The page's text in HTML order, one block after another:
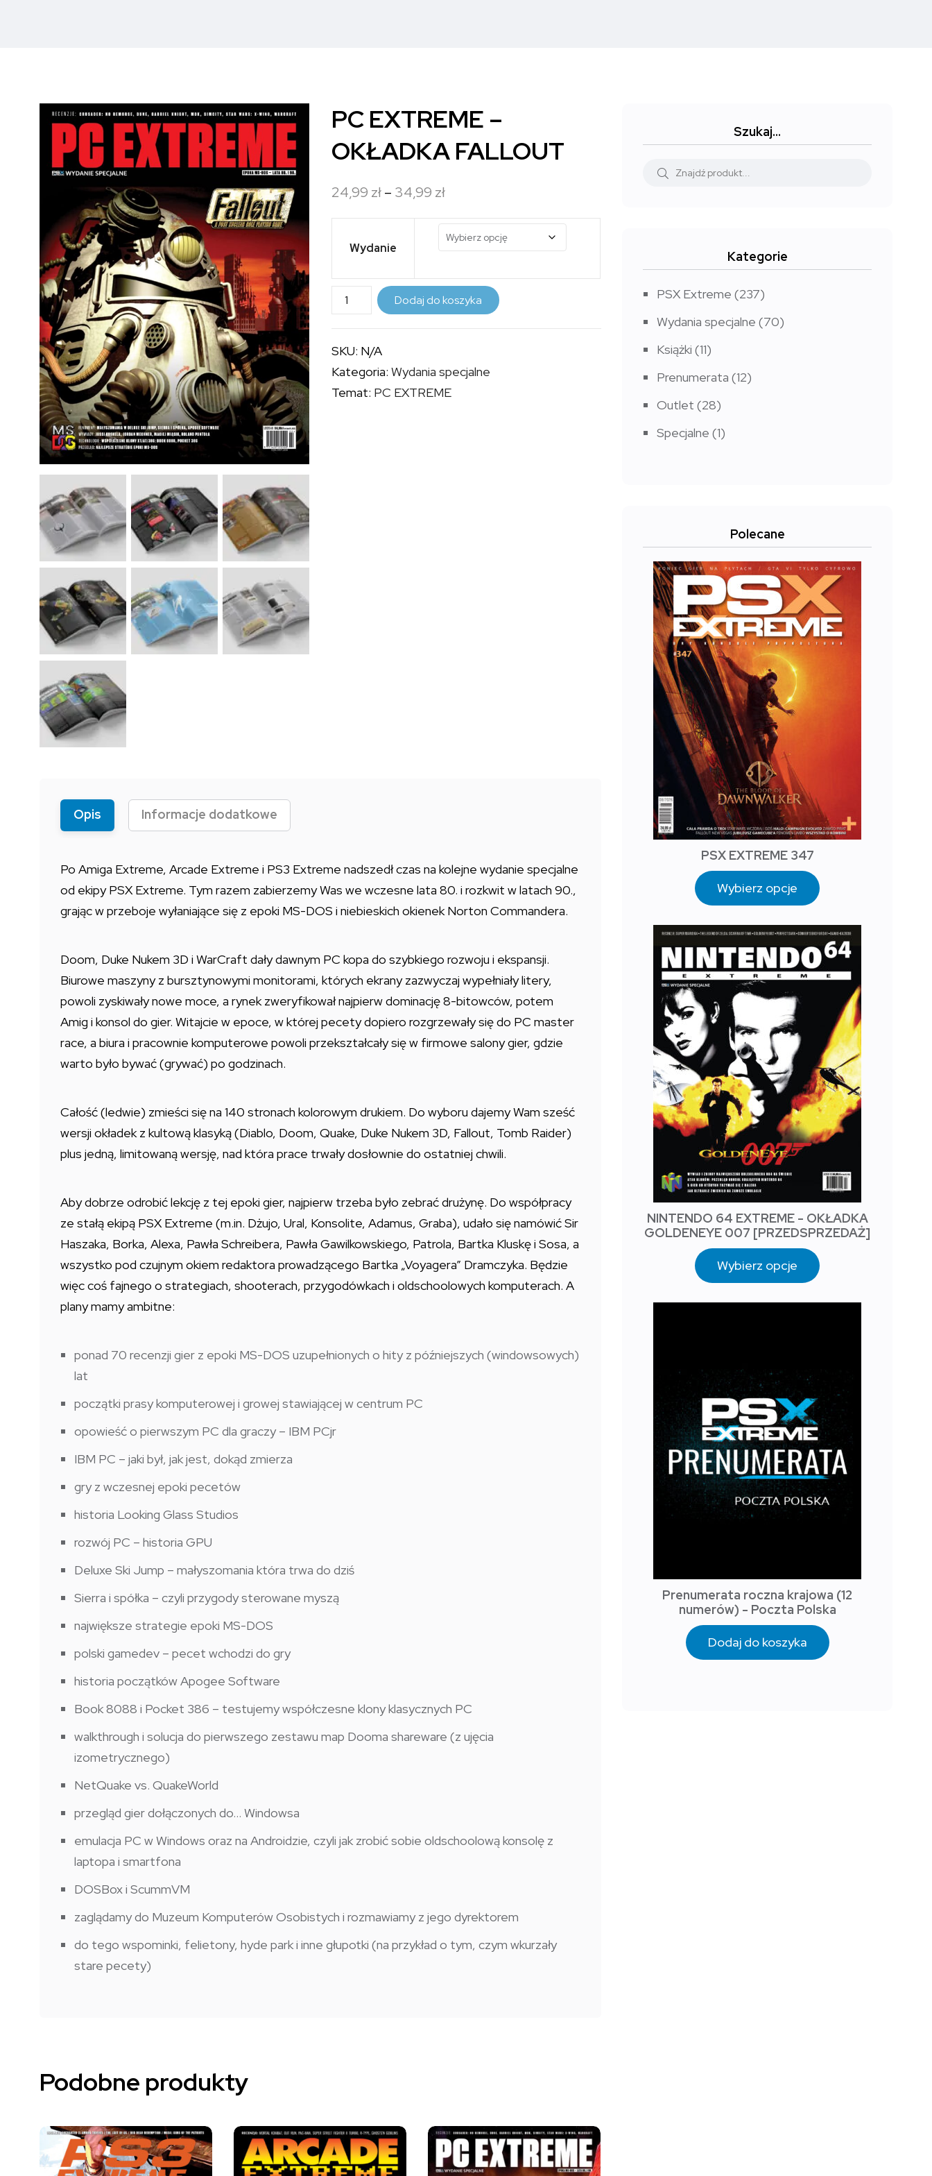
PC EXTREME –
OKŁADKA FALLOUT
24,99 zł– 34,99 złZakres
cen:
od
do
34,99 zł
Wydanie
ilość
PC
-
OKŁADKA
FALLOUT
Dodaj do koszyka
SKU: N/A
Kategoria:Wydania specjalne
Temat: PC EXTREME
Opis Informacje dodatkowe
Po Amiga Extreme, Arcade Extreme i PS3 Extreme nadszedł czas na kolejne wydanie specjalne
od ekipy PSX Extreme. Tym razem zabierzemy Was we wczesne lata 80. i rozkwit w latach 90.,
grając w przeboje wyłaniające się z epoki MS-DOS i niebieskich okienek Norton Commandera.
Doom, Duke Nukem 3D i WarCraft dały dawnym PC kopa do szybkiego rozwoju i ekspansji.
Biurowe maszyny z bursztynowymi monitorami, których ekrany zazwyczaj wypełniały litery,
powoli zyskiwały nowe moce, a rynek zweryfikował najpierw dominację 8-bitowców, potem
Amig i konsol do gier. Witajcie w epoce, w której pecety dopiero rozgrzewały się do PC master
race, a biura i pracownie komputerowe powoli przekształcały się w firmowe salony gier, gdzie
warto było bywać (grywać) po godzinach.
Całość (ledwie) zmieści się na 140 stronach kolorowym drukiem. Do wyboru dajemy Wam sześć
wersji okładek z kultową klasyką (Diablo, Doom, Quake, Duke Nukem 3D, Fallout, Tomb Raider)
plus jedną, limitowaną wersję, nad która prace trwały dosłownie do ostatniej chwili.
Aby dobrze odrobić lekcję z tej epoki gier, najpierw trzeba było zebrać drużynę. Do współpracy
ze stałą ekipą PSX Extreme (m.in. Dżujo, Ural, Konsolite, Adamus, Graba), udało się namówić Sir
Haszaka, Borka, Alexa, Pawła Schreibera, Pawła Gawilkowskiego, Patrola, Bartka Kluskę i Sosa, a
wszystko pod czujnym okiem redaktora prowadzącego Bartka „Voyagera” Dramczyka. Będzie
więc coś fajnego o strategiach, shooterach, przygodówkach i oldschoolowych komputerach. A
plany mamy ambitne:
ponad 70 recenzji gier z epoki MS-DOS uzupełnionych o hity z późniejszych (windowsowych)
lat
początki prasy komputerowej i growej stawiającej w centrum PC
opowieść o pierwszym PC dla graczy – IBM PCjr
IBM PC – jaki był, jak jest, dokąd zmierza
gry z wczesnej epoki pecetów
historia Looking Glass Studios
rozwój PC – historia GPU
Deluxe Ski Jump – małyszomania która trwa do dziś
Sierra i spółka – czyli przygody sterowane myszą
największe strategie epoki MS-DOS
polski gamedev – pecet wchodzi do gry
historia początków Apogee Software
Book 8088 i Pocket 386 – testujemy współczesne klony klasycznych PC
walkthrough i solucja do pierwszego zestawu map Dooma shareware (z ujęcia
izometrycznego)
NetQuake vs. QuakeWorld
przegląd gier dołączonych do… Windowsa
emulacja PC w Windows oraz na Androidzie, czyli jak zrobić sobie oldschoolową konsolę z
laptopa i smartfona
DOSBox i ScummVM
zaglądamy do Muzeum Komputerów Osobistych i rozmawiamy z jego dyrektorem
do tego wspominki, felietony, hyde park i inne głupotki (na przykład o tym, czym wkurzały
stare pecety)
Podobne produkty
Ten
produkt
Ten
produkt
Ten
produkt
Szukaj…
Kategorie
PSX Extreme (237)
Wydania specjalne (70)
Książki (11)
Prenumerata (12)
Outlet (28)
Specjalne (1)
Polecane
PSX EXTREME 347
Wybierz opcje
NINTENDO 64 EXTREME - OKŁADKA
GOLDENEYE 007 [PRZEDSPRZEDAŻ]
Wybierz opcje
Prenumerata roczna krajowa (12
numerów) - Poczta Polska
Dodaj do koszyka